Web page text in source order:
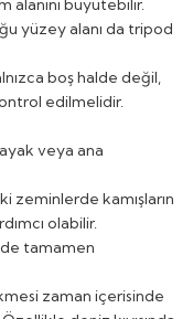
alanını büyütebilir.
yüzey alanı da tripod
boş halde değil,
edilmelidir.
veya ana
zeminlerde kamışların
olabilir.
tamamen
zaman içerisinde